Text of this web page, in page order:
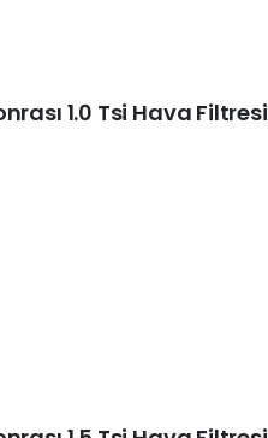
1.0 Tsi Hava Filtresi